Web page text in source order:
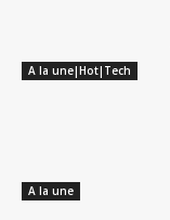
A la une|Hot|Tech
A la une